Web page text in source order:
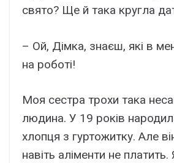
свято? Ще й така кругла
– Ой, Дімка, знаєш, які в
на роботі!
Моя сестра трохи така
людина. У 19 років
хлопця з гуртожитку. Але
навіть аліменти не платить.